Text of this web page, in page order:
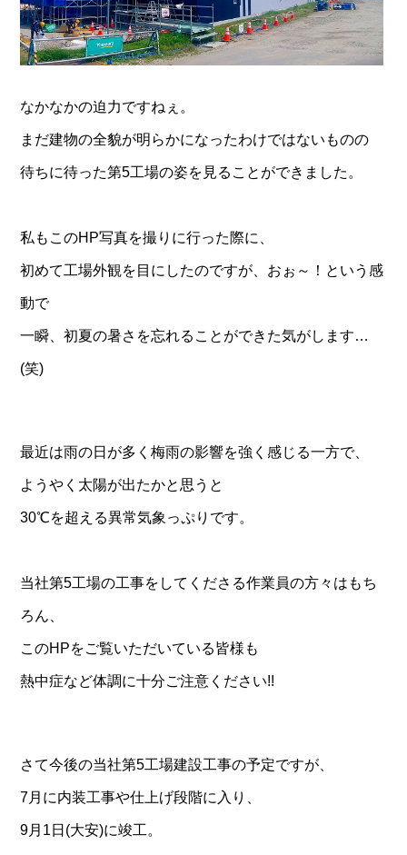
なかなかの迫力ですねぇ。
まだ建物の全貌が明らかになったわけではないものの
待ちに待った第5工場の姿を見ることができました。
私もこのHP写真を撮りに行った際に、
初めて工場外観を目にしたのですが、おぉ～！という感
動で
一瞬、初夏の暑さを忘れることができた気がします…
(笑)
最近は雨の日が多く梅雨の影響を強く感じる一方で、
ようやく太陽が出たかと思うと
30℃を超える異常気象っぷりです。
当社第5工場の工事をしてくださる作業員の方々はもち
ろん、
このHPをご覧いただいている皆様も
熱中症など体調に十分ご注意ください!!
さて今後の当社第5工場建設工事の予定ですが、
7月に内装工事や仕上げ段階に入り、
9月1日(大安)に竣工。